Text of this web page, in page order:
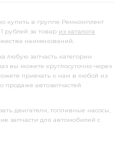
купить в группе Ремкомплект
рублей за товар из каталога
наименований.
любую запчасть категории
вы можете круглосуточно через
приехать к нам в любой из
продаже автозапчастей
двигатели, топливные насосы,
запчасти для автомобилей с